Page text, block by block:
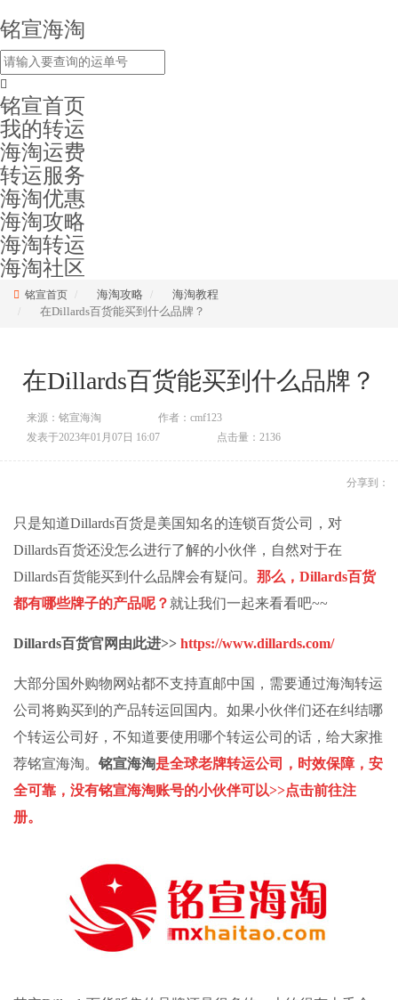
铭宣海淘
铭宣首页
我的转运
海淘运费
转运服务
海淘优惠
海淘攻略
海淘转运
海淘社区
铭宣首页 海淘攻略
海淘教程
在Dillards百货能买到什么品牌？
在Dillards百货能买到什么品牌？
来源：铭宣海淘
作者：cmf123
发表于2023年01月07日 16:07
点击量：2136
分享到：
只是知道Dillards百货是美国知名的连锁百货公司，对
Dillards百货还没怎么进行了解的小伙伴，自然对于在
Dillards百货能买到什么品牌会有疑问。 那么，Dillards百货
都有哪些牌子的产品呢？ 就让我们一起来看看吧~~
Dillards百货官网由此进>> https://www.dillards.com/
大部分国外购物网站都不支持直邮中国，需要通过海淘转运
公司将购买到的产品转运回国内。如果小伙伴们还在纠结哪
个转运公司 好，不知道要使用哪个转运公司 的话，给大家推
荐铭宣海淘。 铭宣海淘是全球老牌转运公司，时效保障，安
全可靠，没有铭宣海淘账号的小伙伴可以>>点击前往注
册。